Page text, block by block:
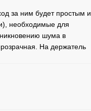
за ним будет простым и
необходимые для
шума в
На держатель